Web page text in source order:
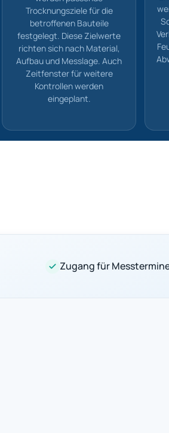
Trocknungsziele für die
betroffenen Bauteile
festgelegt. Diese Zielwerte
richten sich nach Material,
Aufbau und Messlage. Auch
Zeitfenster für weitere
Kontrollen werden
eingeplant.
Zugang für